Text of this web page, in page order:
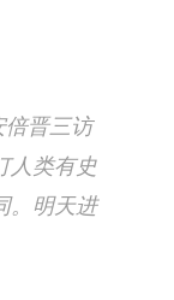
倍晋三访
人类有史
。明天进